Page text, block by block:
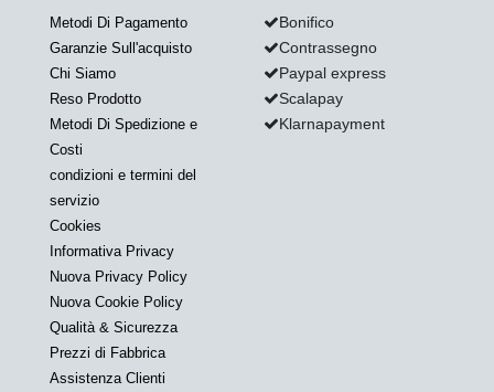
Metodi Di Pagamento
Garanzie Sull'acquisto
Chi Siamo
Reso Prodotto
Metodi Di Spedizione e
Costi
condizioni e termini del
servizio
Cookies
Informativa Privacy
Nuova Privacy Policy
Nuova Cookie Policy
Qualità & Sicurezza
Prezzi di Fabbrica
Assistenza Clienti
Bonifico
Contrassegno
Paypal express
Scalapay
Klarnapayment